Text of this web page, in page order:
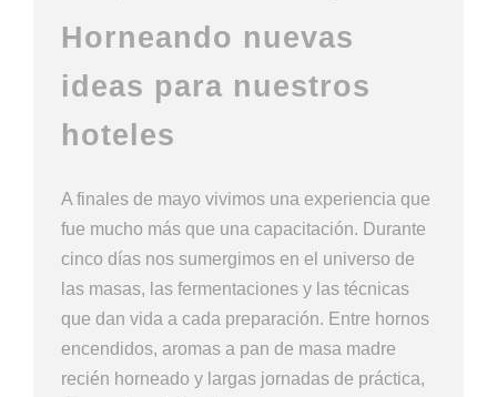
Horneando nuevas
ideas para nuestros
hoteles
A finales de mayo vivimos una experiencia que
fue mucho más que una capacitación. Durante
cinco días nos sumergimos en el universo de
las masas, las fermentaciones y las técnicas
que dan vida a cada preparación. Entre hornos
encendidos, aromas a pan de masa madre
recién horneado y largas jornadas de práctica,